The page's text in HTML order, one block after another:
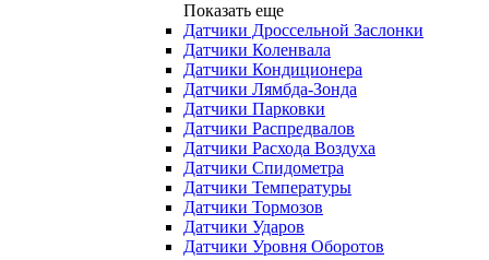
Показать еще
Датчики Дроссельной Заслонки
Датчики Коленвала
Датчики Кондиционера
Датчики Лямбда-Зонда
Датчики Парковки
Датчики Распредвалов
Датчики Расхода Воздуха
Датчики Спидометра
Датчики Температуры
Датчики Тормозов
Датчики Ударов
Датчики Уровня Оборотов